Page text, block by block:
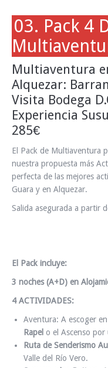
03. Pack 4
Multiaventura
Alquezar:
Visita Bodega
Experiencia
285€
El Pack de Multiaventura
nuestra propuesta más
perfecta de las mejores
Guara y en Alquezar.
Salida asegurada a partir
El Pack incluye:
3 noches (A+D) en
4 ACTIVIDADES:
Aventura: A escoger
Rapel o el Ascenso por
Ruta de Senderismo
Valle del Río Vero.